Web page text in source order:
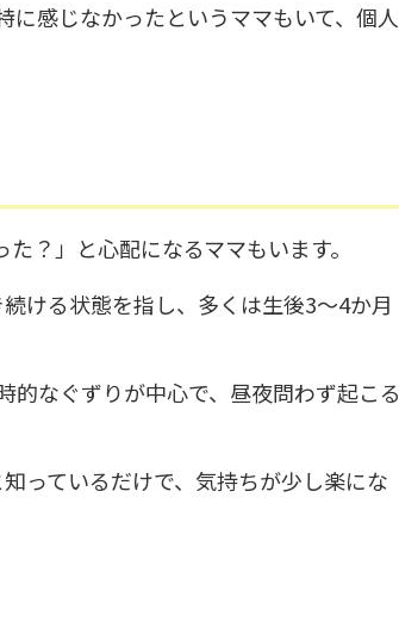
感じなかったというママもいて、個人
？」と心配になるママもいます。
ける状態を指し、多くは生後3〜4か月
なぐずりが中心で、昼夜問わず起こる
っているだけで、気持ちが少し楽にな